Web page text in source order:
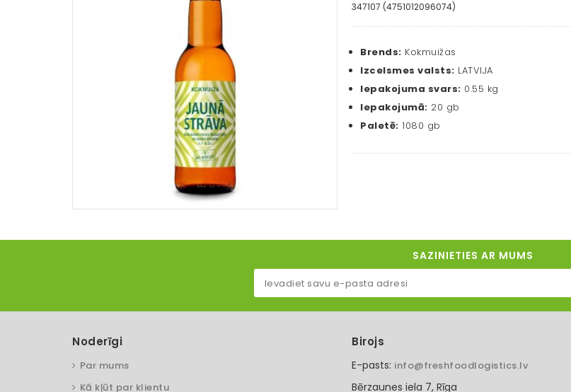
347107 (4751012096074)
Brends: Kokmuižas
Izcelsmes valsts: LATVIJA
Iepakojuma svars: 0.55 kg
Iepakojumā: 20 gb
Paletē: 1080 gb
SAZINIETIES AR MUMS
Noderīgi
Par mums
Kā kļūt par klientu
Birojs
E-pasts: info@freshfoodlogistics.lv
Bērzaunes iela 7, Rīga